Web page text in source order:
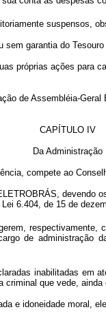
suspensos,
garantia do Tesouro
ações para
Assembléia-Geral
CAPÍTULO IV
Da Administração
compete ao
devendo
6.404, de 15 de
de administração
inabilitadas em
que vede,
moral,